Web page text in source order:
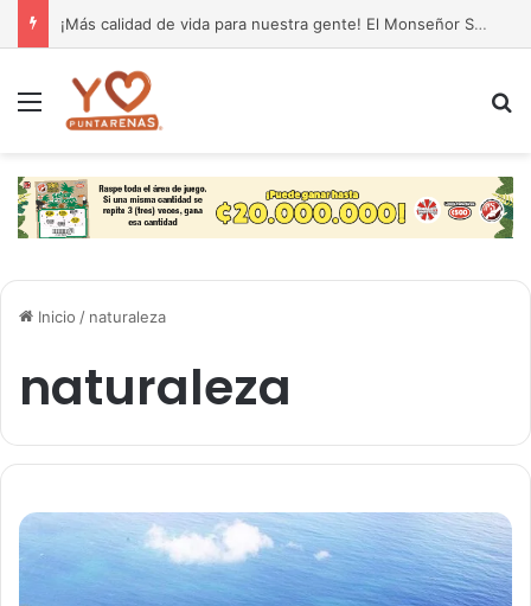
¡Más calidad de vida para nuestra gente! El Monseñor Sanabria estrena moderna farmacia especializada en cáncer
Menú
Inicio / naturaleza
naturaleza